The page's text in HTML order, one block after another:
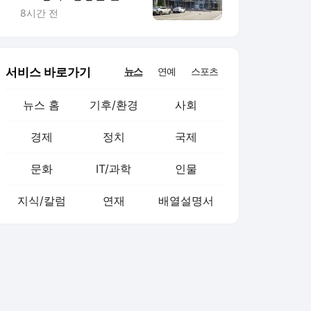
버스 노선 대대적 확충
8시간 전
서비스 바로가기 뉴스 연예 스포츠
뉴스 홈 기후/환경 사회
경제 정치 국제
문화 IT/과학 인물
지식/칼럼 연재 배열설명서